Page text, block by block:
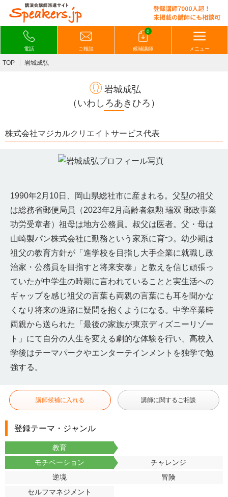
電話 ご相談
0
候補講師 メニュー
TOP 岩城成弘
岩城成弘
（いわしろあきひろ）
株式会社マジカルクリエイトサービス代表
1990年2月10日、岡山県総社市に産まれる。父型の祖父
は総務省郵便局員（2023年2月高齢者叙勲 瑞双 郵政事業
功労受章者）祖母は地方公務員。叔父は医者。父・母は
山崎製パン株式会社に勤務という家系に育つ。幼少期は
祖父の教育方針が「進学校を目指し大手企業に就職し政
治家・公務員を目指すと将来安泰」と教えを信じ頑張っ
ていたが中学生の時期に言われていることと実生活への
ギャップを感じ祖父の言葉も両親の言葉にも耳を聞かな
くなり将来の進路に疑問を抱くようになる。中学卒業時
両親から送られた「最後の家族が東京ディズニーリゾー
ト」にて自分の人生を変える劇的な体験を行い、高校入
学後はテーマパークやエンターテインメントを独学で勉
強する。
講師候補に入れる 講師に関するご相談
登録テーマ・ジャンル
教育
モチベーション
チャレンジ
逆境
冒険
セルフマネジメント